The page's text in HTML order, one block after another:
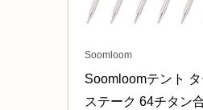
Soomloom
Soomloomテント
ステーク 64チタン